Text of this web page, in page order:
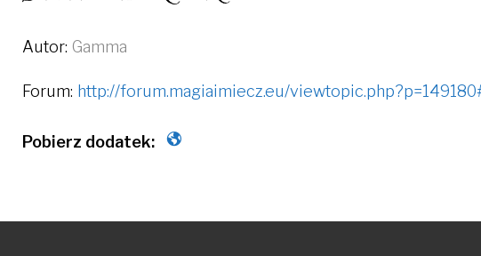
Autor: Gamma
Forum: http://forum.magiaimiecz.eu/